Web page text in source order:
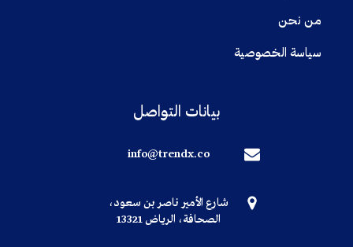
من نحن
سياسة الخصوصية
بيانات التواصل
info@trendx.co
شارع الأمير ناصر بن سعود،
الصحافة، الرياض 13321